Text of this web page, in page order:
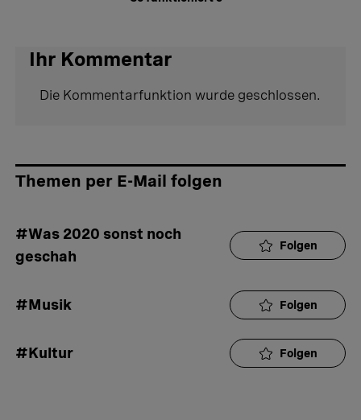
Ihr Kommentar
Die Kommentarfunktion wurde geschlossen.
Themen per E-Mail folgen
#Was 2020 sonst noch
geschah
Folgen
#Musik Folgen
#Kultur Folgen